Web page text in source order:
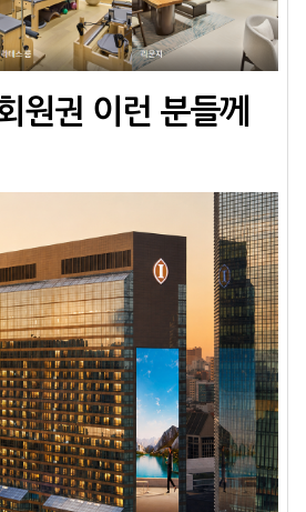
원권 이런 분들께